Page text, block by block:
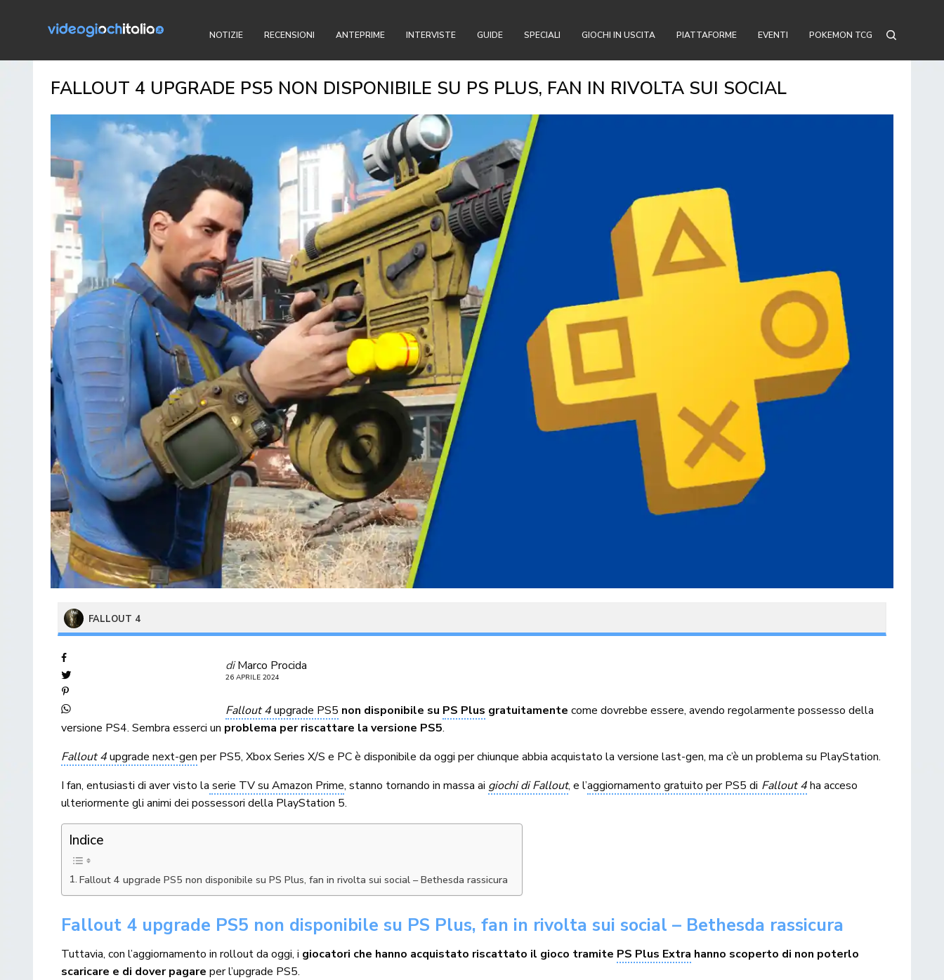
NOTIZIE RECENSIONI ANTEPRIME INTERVISTE GUIDE SPECIALI GIOCHI IN USCITA PIATTAFORME EVENTI POKEMON TCG
FALLOUT 4 UPGRADE PS5 NON DISPONIBILE SU PS PLUS, FAN IN RIVOLTA SUI SOCIAL
FALLOUT 4
di Marco Procida
26 APRILE 2024
Fallout 4upgrade PS5 non disponibile su PS Plus gratuitamente come dovrebbe essere, avendo regolarmente possesso della
versione PS4. Sembra esserci un problema per riscattare la versione PS5.
Fallout 4upgrade next-gen per PS5, Xbox Series X/S e PC è disponibile da oggi per chiunque abbia acquistato la versione last-gen, ma c’è un problema su PlayStation.
I fan, entusiasti di aver visto la serie TV su Amazon Prime, stanno tornando in massa ai giochi di Fallout, e l’aggiornamento gratuito per PS5 di Fallout 4ha acceso
ulteriormente gli animi dei possessori della PlayStation 5.
Indice
Fallout 4 upgrade PS5 non disponibile su PS Plus, fan in rivolta sui social – Bethesda rassicura
Fallout 4 upgrade PS5 non disponibile su PS Plus, fan in rivolta sui social – Bethesda rassicura
Tuttavia, con l’aggiornamento in rollout da oggi, i giocatori che hanno acquistato riscattato il gioco tramite PS Plus Extra hanno scoperto di non poterlo
scaricare e di dover pagare per l’upgrade PS5.